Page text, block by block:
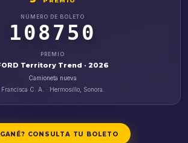
NÚMERO DE BOLETO
108750
PREMIO
Territory Trend · 2026
Camioneta nueva
Francisca C. A. · Hermosillo, Sonora.
CONSULTA TU BOLETO